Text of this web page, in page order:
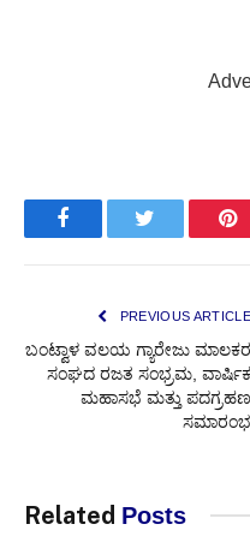
FacebookTwitter
PREVIOUS ARTICLE
ಬಂಟ್ವಾಳ ವಲಯ ಗ್ಯಾರೇಜು ಮಾಲಕರ
ಸಂಘದ ರಜತ ಸಂಭ್ರಮ, ವಾರ್ಷಿಕ
ಮಹಾಸಭೆ ಮತ್ತು ಪದಗ್ರಹಣ
ಸಮಾರಂಭ
Related Posts